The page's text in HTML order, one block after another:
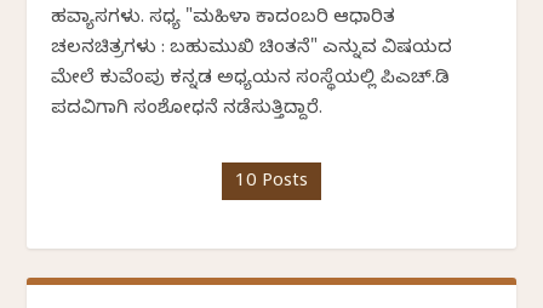
ಹವ್ಯಾಸಗಳು. ಸಧ್ಯ "ಮಹಿಳಾ ಕಾದಂಬರಿ ಆಧಾರಿತ
ಚಲನಚಿತ್ರಗಳು : ಬಹುಮುಖಿ ಚಿಂತನೆ" ಎನ್ನುವ ವಿಷಯದ
ಮೇಲೆ ಕುವೆಂಪು ಕನ್ನಡ ಅಧ್ಯಯನ ಸಂಸ್ಥೆಯಲ್ಲಿ ಪಿಎಚ್.ಡಿ
ಪದವಿಗಾಗಿ ಸಂಶೋಧನೆ ನಡೆಸುತ್ತಿದ್ದಾರೆ.
10 Posts